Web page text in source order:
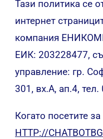
Тази политика се
интернет
компания
ЕИК: 203228477,
управление: гр.
301, вх.А, ап.4,
Когато посетите
HTTP://